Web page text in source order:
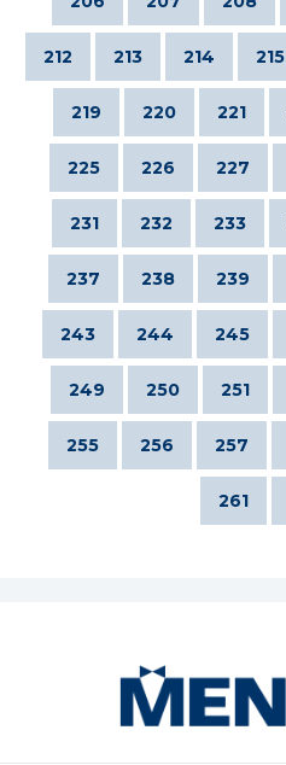
212 213 214 215
219 220 221
225 226 227
231 232 233
237 238 239
243 244 245
249 250 251
255 256 257
261